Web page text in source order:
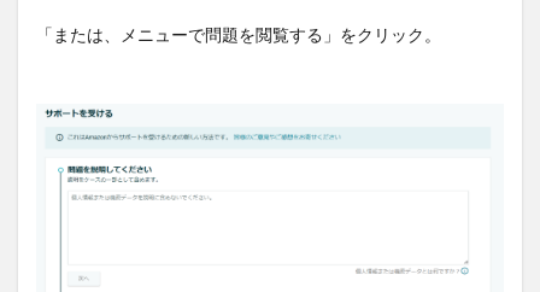
「または、メニューで問題を閲覧する」をクリック。